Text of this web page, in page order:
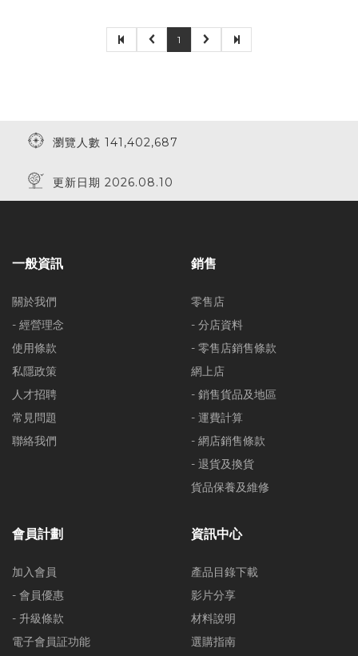
1
瀏覽人數 141,402,687
更新日期 2026.08.10
一般資訊
關於我們
- 經營理念
使用條款
私隱政策
人才招聘
常見問題
聯絡我們
銷售
零售店
- 分店資料
- 零售店銷售條款
網上店
- 銷售貨品及地區
- 運費計算
- 網店銷售條款
- 退貨及換貨
貨品保養及維修
會員計劃
加入會員
- 會員優惠
- 升級條款
電子會員証功能
資訊中心
產品目錄下載
影片分享
材料說明
選購指南